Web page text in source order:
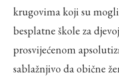
krugovima koji su
besplatne škole za
prosvijećenom
sablažnjivo da obične